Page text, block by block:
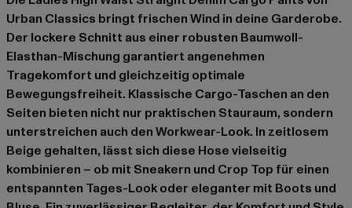
Urban Classics bringt frischen Wind in deine Garderobe.
Der lockere Schnitt aus einer robusten Baumwoll-
Elasthan-Mischung garantiert angenehmen
Tragekomfort und gleichzeitig optimale
Bewegungsfreiheit. Klassische Cargo-Taschen an den
Seiten bieten nicht nur praktischen Stauraum, sondern
unterstreichen auch den Workwear-Look. In zeitlosem
Beige gehalten, lässt sich diese Hose vielseitig
kombinieren – ob mit Sneakern und Crop Top für einen
entspannten Tages-Look oder eleganter mit Boots und